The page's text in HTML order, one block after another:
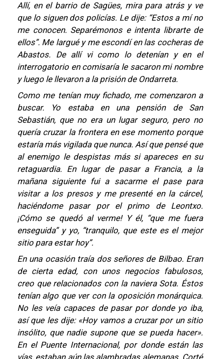
Allí, en el barrio de Sagües, mira para atrás y ve
que lo siguen dos policías. Le dije: “Estos a mí no
me conocen. Separémonos e intenta librarte de
ellos”. Me largué y me escondí en las cocheras de
Abastos. De allí vi como lo detenían y en el
interrogatorio en comisaría le sacaron mi nombre
y luego le llevaron a la prisión de Ondarreta.
Como me tenían muy fichado, me comenzaron a
buscar. Yo estaba en una pensión de San
Sebastián, que no era un lugar seguro, pero no
quería cruzar la frontera en ese momento porque
estaría más vigilada que nunca. Así que pensé que
al enemigo le despistas más si apareces en su
retaguardia. En lugar de pasar a Francia, a la
mañana siguiente fui a sacarme el pase para
visitar a los presos y me presenté en la cárcel,
haciéndome pasar por el primo de Leontxo.
¡Cómo se quedó al verme! Y él, “que me fuera
enseguida” y yo, “tranquilo, que este es el mejor
sitio para estar hoy”.
En una ocasión traía dos señores de Bilbao. Eran
de cierta edad, con unos negocios fabulosos,
creo que relacionados con la naviera Sota. Éstos
tenían algo que ver con la oposición monárquica.
No les veía capaces de pasar por donde yo iba,
así que les dije: «Hoy vamos a cruzar por un sitio
insólito, que nadie supone que se pueda hacer».
En el Puente Internacional, por donde están las
vías, estaban aún las alambradas alemanas. Corté